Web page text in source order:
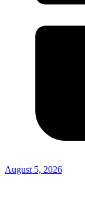
August 5, 2026